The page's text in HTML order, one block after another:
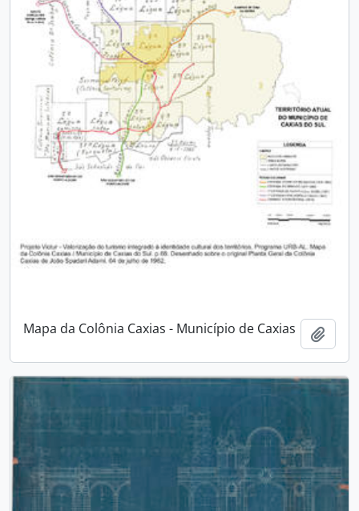
Mapa da Colônia Caxias - Município de Caxias